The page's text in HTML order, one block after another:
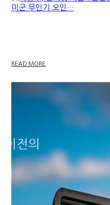
READ MORE
이전의